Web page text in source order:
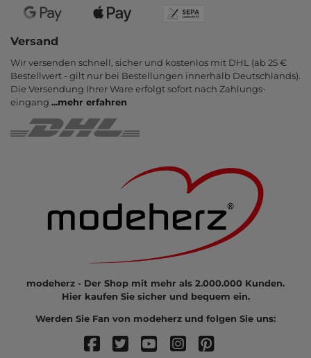
Versand
Wir versenden schnell, sicher und kostenlos mit DHL (ab 25 €
Bestell­wert - gilt nur bei Bestel­lungen inner­halb Deutsch­lands).
Die Ver­sendung Ihrer Ware er­folgt sofort nach Zahlungs­
eingang ...mehr erfahren
modeherz - Der Shop mit mehr als 2.000.000 Kunden.
Hier kaufen Sie sicher und bequem ein.
Werden Sie Fan von modeherz und folgen Sie uns: